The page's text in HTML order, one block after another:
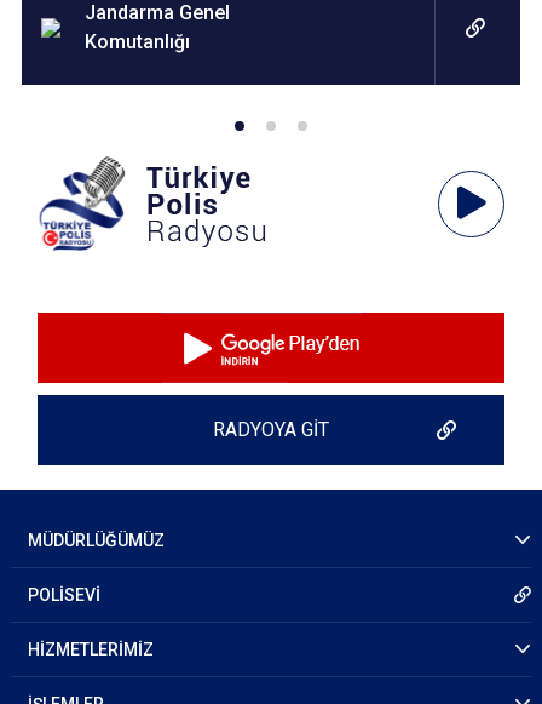
Jandarma Genel
Komutanlığı
Ses
Oynatıcı
RADYOYA GİT
MÜDÜRLÜĞÜMÜZ
POLİSEVİ
HİZMETLERİMİZ